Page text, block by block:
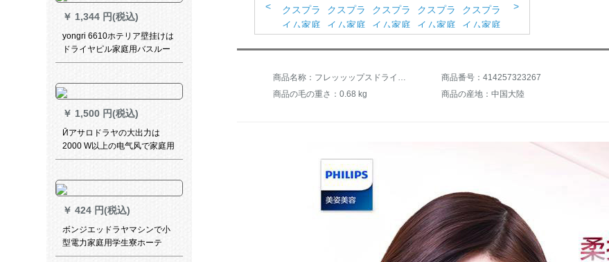
￥ 1,344 円(税込)
yongri 6610ホテリア壁挂けは
ドライヤピル家庭用バスルー
ムホテのトイレ壁挂け式乾燥
￥ 1,500 円(税込)
Ӣアサロドラヤの大出力は
2000 W以上の电气风で家庭用
3000 Wの美容院のӢ阿サロ
￥ 424 円(税込)
ボンジエッドラヤマシンで小
型電力家庭用学生寮ホーテ
1000 W風筒PH 1605標準装備
< >
商品名称：フレッッップスドライヤ家庭用大出力マイナスーン冷熱風コンディショナー恒温サロン理髪店ドライヤーHP8222/05 商品番号：414257323267
商品の毛の重さ：0.68 kg
商品の産地：中国大陸